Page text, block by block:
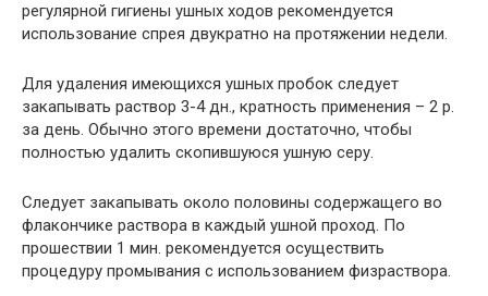
регулярной гигиены ушных ходов рекомендуется
использование спрея двукратно на протяжении недели.
Для удаления имеющихся ушных пробок следует
закапывать раствор 3-4 дн., кратность применения – 2 р.
за день. Обычно этого времени достаточно, чтобы
полностью удалить скопившуюся ушную серу.
Следует закапывать около половины содержащего во
флакончике раствора в каждый ушной проход. По
прошествии 1 мин. рекомендуется осуществить
процедуру промывания с использованием физраствора.